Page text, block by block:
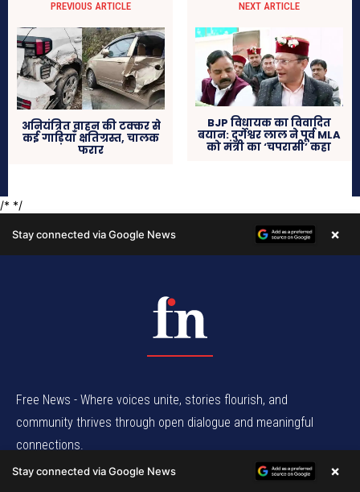
Free News - Where voices unite, stories flourish, and
community thrives through open dialogue and meaningful
connections.
Stay connected via Google News ×